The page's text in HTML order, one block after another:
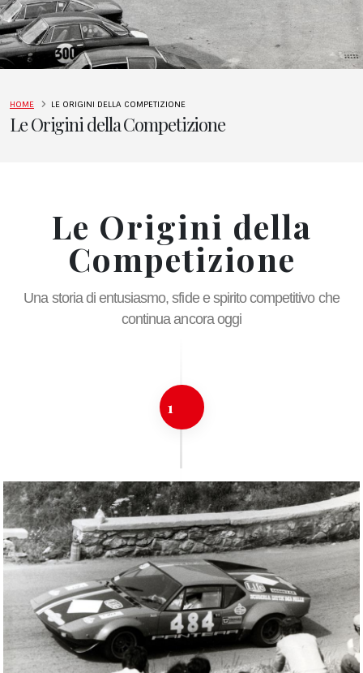
Le Origini della Competizione
HOME LE ORIGINI DELLA COMPETIZIONE
Le Origini della
Competizione
Una storia di entusiasmo, sfide e spirito competitivo che
continua ancora oggi
1